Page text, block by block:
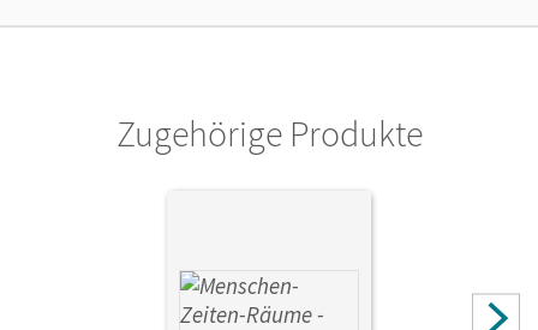
Unterrichtsmanagers solange das Lehrwerk erhältlich ist.
Herausgeber/-inZugehörige Produkte